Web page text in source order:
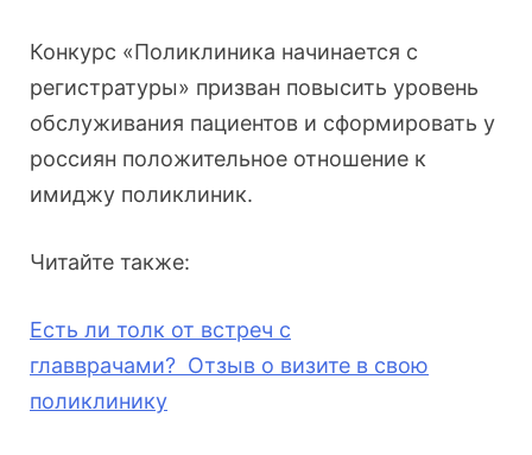
Конкурс «Поликлиника начинается с
регистратуры» призван повысить уровень
обслуживания пациентов и сформировать у
россиян положительное отношение к
имиджу поликлиник.
Читайте также:
Есть ли толк от встреч с
главврачами? Отзыв о визите в свою
поликлинику